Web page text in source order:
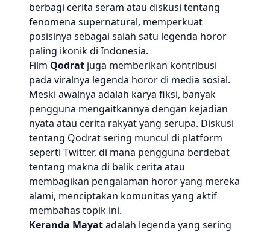
berbagi cerita seram atau diskusi tentang
fenomena supernatural, memperkuat
posisinya sebagai salah satu legenda horor
paling ikonik di Indonesia.
Film Qodrat juga memberikan kontribusi
pada viralnya legenda horor di media sosial.
Meski awalnya adalah karya fiksi, banyak
pengguna mengaitkannya dengan kejadian
nyata atau cerita rakyat yang serupa. Diskusi
tentang Qodrat sering muncul di platform
seperti Twitter, di mana pengguna berdebat
tentang makna di balik cerita atau
membagikan pengalaman horor yang mereka
alami, menciptakan komunitas yang aktif
membahas topik ini.
Keranda Mayatadalah legenda yang sering